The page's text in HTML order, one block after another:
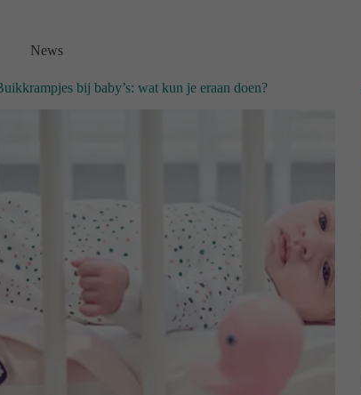
News
bij baby’s: wat kun je eraan doen?